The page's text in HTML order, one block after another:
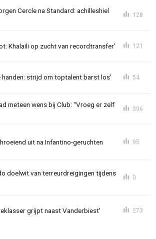
Cercle na Standard: achilleshiel
128
Khalaili op zucht van recordtransfer’ 121
handen: strijd om toptalent barst los’ 54
meteen wens bij Club: “Vroeg er zelf
396
uit na Infantino-geruchten 95
doelwit van terreurdreigingen tijdens
0
grijpt naast Vanderbiest' 273